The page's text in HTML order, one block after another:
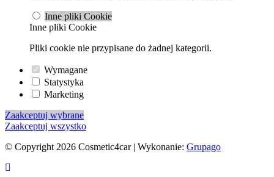
Inne pliki Cookie
Inne pliki Cookie
Pliki cookie nie przypisane do żadnej kategorii.
Wymagane
Statystyka
Marketing
Zaakceptuj wybrane
Zaakceptuj wszystko
© Copyright 2026 Cosmetic4car | Wykonanie: Grupago